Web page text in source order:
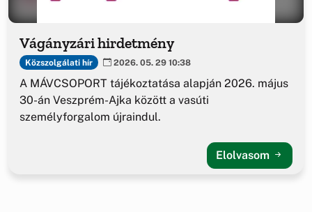
Vágányzári hirdetmény
Közszolgálati hír 2026. 05. 29 10:38
A MÁVCSOPORT tájékoztatása alapján 2026. május
30-án Veszprém-Ajka között a vasúti
személyforgalom újraindul.
Elolvasom